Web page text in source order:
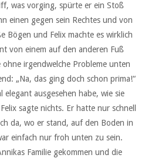
was vorging, spürte er ein Stoß
einen gegen sein Rechtes und von
Bögen und Felix machte es wirklich
von einem auf den anderen Fuß
irgendwelche Probleme unten
„Na, das ging doch schon prima!“
ausgesehen habe, wie sie
sagte nichts. Er hatte nur schnell
da, wo er stand, auf den Boden in
einfach nur froh unten zu sein.
Familie gekommen und die